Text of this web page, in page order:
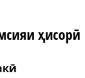
ҳисорӣ